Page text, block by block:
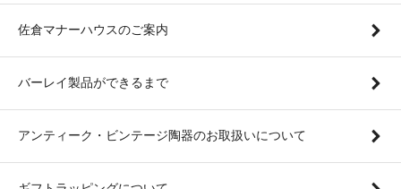
佐倉マナーハウスのご案内
バーレイ製品ができるまで
アンティーク・ビンテージ陶器のお取扱いについて